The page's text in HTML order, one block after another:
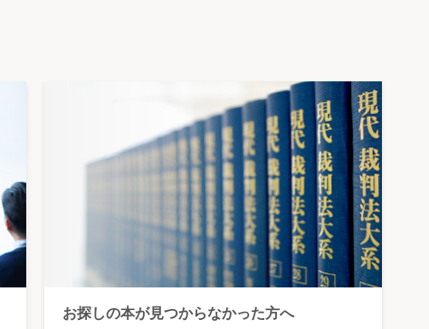
お探しの本が見つからなかった方へ